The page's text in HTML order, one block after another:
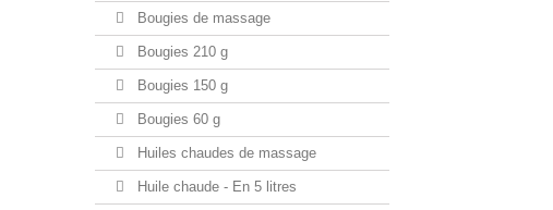
Bougies de massage
Bougies 210 g
Bougies 150 g
Bougies 60 g
Huiles chaudes de massage
Huile chaude - En 5 litres